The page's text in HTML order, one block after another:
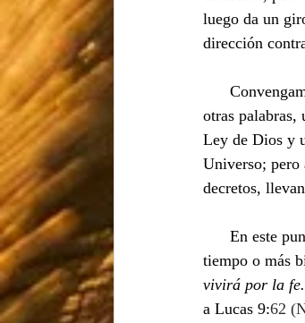
luego da un
dirección
otras palabras,
Ley de Dios y
Universo; pero
decretos,
tiempo o más
vivirá por la fe.
a Lucas 9:62